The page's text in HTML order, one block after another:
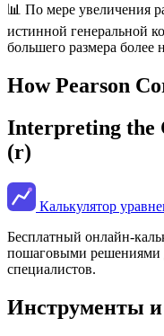
📊 По мере увеличения
истинной генеральной
большего размера
How Pearson
Interpreting the
(r)
Калькулятор
Бесплатный онлайн-
пошаговыми решениями
специалистов.
Инструменты